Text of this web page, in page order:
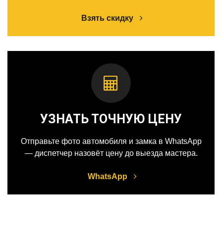
Взять скидку
УЗНАТЬ ТОЧНУЮ ЦЕНУ
Отправьте фото автомобиля и замка в WhatsApp
— диспетчер назовёт цену до выезда мастера.
WhatsApp